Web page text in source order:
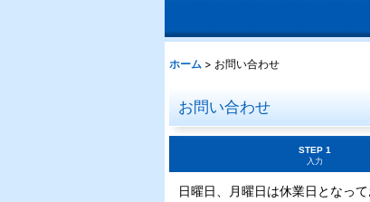
ホーム > お問い合わせ
お問い合わせ
STEP 1
入力
日曜日、月曜日は休業日となっ